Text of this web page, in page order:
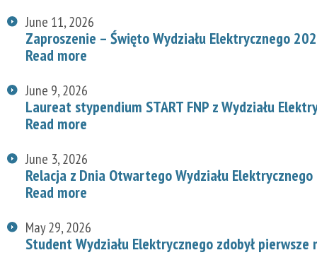
June 11, 2026
Zaproszenie – Święto Wydziału Elektrycznego
Read more
June 9, 2026
Laureat stypendium START FNP z Wydziału
Read more
June 3, 2026
Relacja z Dnia Otwartego Wydziału
Read more
May 29, 2026
Student Wydziału Elektrycznego zdobył